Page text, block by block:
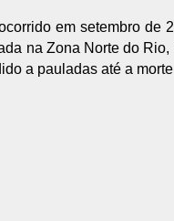
em setembro de
na Zona Norte do
a pauladas até a